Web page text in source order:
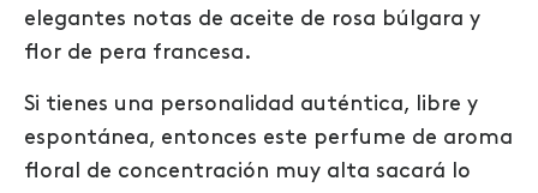
elegantes notas de aceite de rosa búlgara y
flor de pera francesa.
Si tienes una personalidad auténtica, libre y
espontánea, entonces este perfume de aroma
floral de concentración muy alta sacará lo